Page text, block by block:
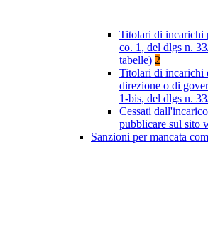
Titolari di incarichi
co. 1, del dlgs n.
tabelle) 2
Titolari di incarichi
direzione o di
1-bis, del dlgs n.
Cessati
pubblicare sul sito
Sanzioni per mancata